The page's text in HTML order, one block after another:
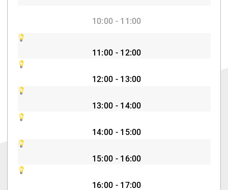
10:00 - 11:00
11:00 - 12:00
12:00 - 13:00
13:00 - 14:00
14:00 - 15:00
15:00 - 16:00
16:00 - 17:00